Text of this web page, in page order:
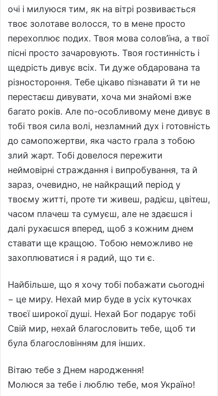
очі і милуюся тим, як на вітрі розвивається
твоє золотаве волосся, то в мене просто
перехоплює подих. Твоя мова солов’їна, а твої
пісні просто зачаровують. Твоя гостинність і
щедрість дивує всіх. Ти дуже обдарована та
різностороння. Тебе цікаво пізнавати й ти не
перестаєш дивувати, хоча ми знайомі вже
багато років. Але по-особливому мене дивує в
тобі твоя сила волі, незламний дух і готовність
до самопожертви, яка часто грала з тобою
злий жарт. Тобі довелося пережити
неймовірні страждання і випробування, та й
зараз, очевидно, не найкращий період у
твоєму житті, проте ти живеш, радієш, цвітеш,
часом плачеш та сумуєш, але не здаєшся і
далі рухаєшся вперед, щоб з кожним днем
ставати ще кращою. Тобою неможливо не
захоплюватися і я радий, що ти є.
Найбільше, що я хочу тобі побажати сьогодні
− це миру. Нехай мир буде в усіх куточках
твоєї широкої душі. Нехай Бог подарує тобі
Свій мир, нехай благословить тебе, щоб ти
була благословінням для інших.
Вітаю тебе з Днем народження!
Молюся за тебе і люблю тебе, моя Україно!